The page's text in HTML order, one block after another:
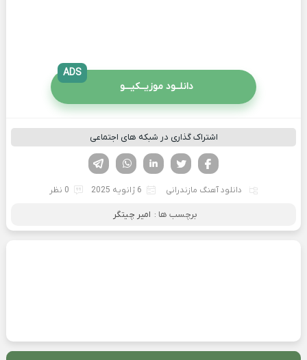
دانلــود موزیــکیـــو
ADS
اشتراک گذاری در شبکه های اجتماعی
لینکدین تویتر
فیسوک
دانلود آهنگ مازندرانی 6 ژانویه 2025 0 نظر
برچسب ها : امیر چیتگر